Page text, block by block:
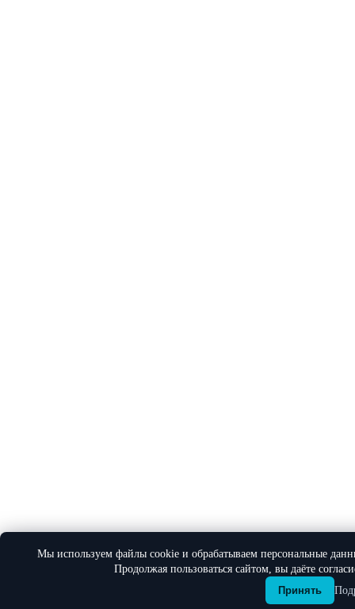
Мы используем файлы cookie и обрабатываем персональные
Продолжая пользоваться сайтом, вы даёте
Принять